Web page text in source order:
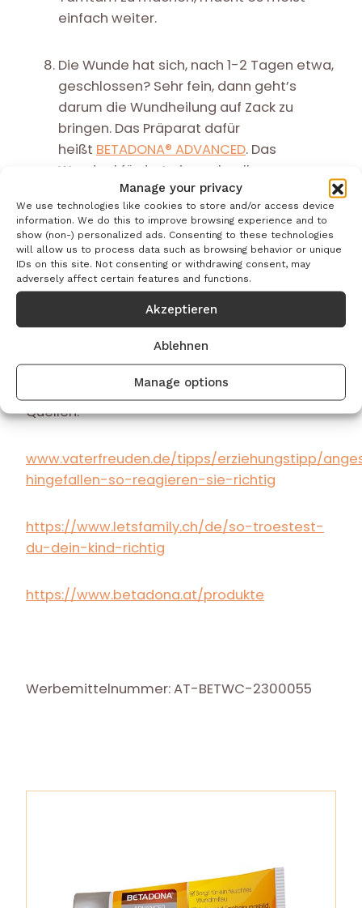
Manage your privacy
We use technologies like cookies to store and/or access device
information. We do this to improve browsing experience and to
show (non-) personalized ads. Consenting to these technologies
will allow us to process data such as browsing behavior or unique
IDs on this site. Not consenting or withdrawing consent, may
adversely affect certain features and functions.
Akzeptieren
Ablehnen
Manage options
einfach weiter.
Die Wunde hat sich, nach 1-2 Tagen etwa,
geschlossen? Sehr fein, dann geht’s
darum die Wundheilung auf Zack zu
bringen. Das Präparat dafür
heißt BETADONA® ADVANCED. Das
Wundgel fördert eine schnelle
Wundheilung – und verbessert auch das
Erscheinungsbild der Haut, nachdem die
Wunde ganz verheilt ist. Dank BETADONA®
ADVANCED trocknet die Wunde nicht aus,
sondern verheilt im Idealfall, ohne Spuren
zu hinterlassen. Genau das also, was wir
von ihr wollen.
Quellen:
www.vaterfreuden.de/tipps/erziehungstipp/
hingefallen-so-reagieren-sie-richtig
https://www.letsfamily.ch/de/so-troestest-
du-dein-kind-richtig
https://www.betadona.at/produkte
Werbemittelnummer: AT-BETWC-2300055